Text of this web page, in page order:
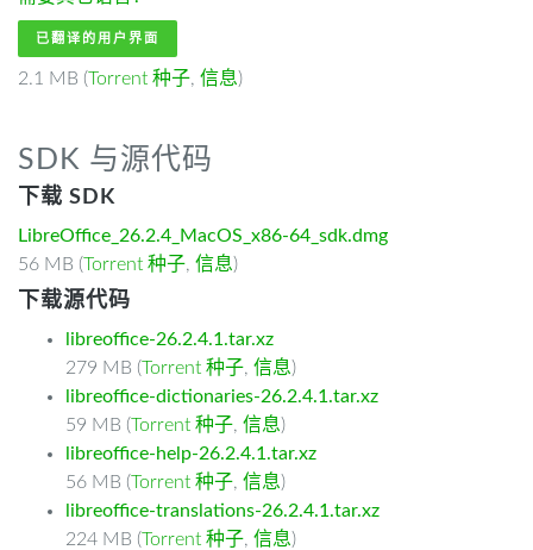
已翻译的用户界面
2.1 MB (Torrent 种子, 信息)
SDK 与源代码
下载 SDK
LibreOffice_26.2.4_MacOS_x86-64_sdk.dmg
56 MB (Torrent 种子, 信息)
下载源代码
libreoffice-26.2.4.1.tar.xz
279 MB (Torrent 种子, 信息)
libreoffice-dictionaries-26.2.4.1.tar.xz
59 MB (Torrent 种子, 信息)
libreoffice-help-26.2.4.1.tar.xz
56 MB (Torrent 种子, 信息)
libreoffice-translations-26.2.4.1.tar.xz
224 MB (Torrent 种子, 信息)